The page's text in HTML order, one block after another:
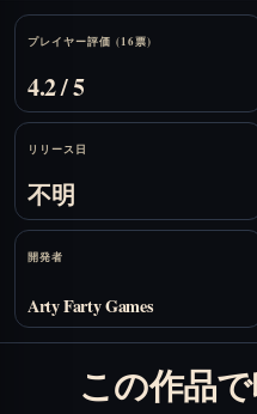
Stats
プレイヤー評価 (16票)
4.2 / 5
リリース日
不明
開発者
Arty Farty Games
この作品